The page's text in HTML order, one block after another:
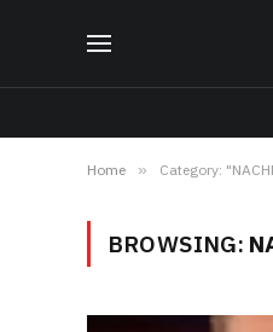
Home » Category:
BROWSING: